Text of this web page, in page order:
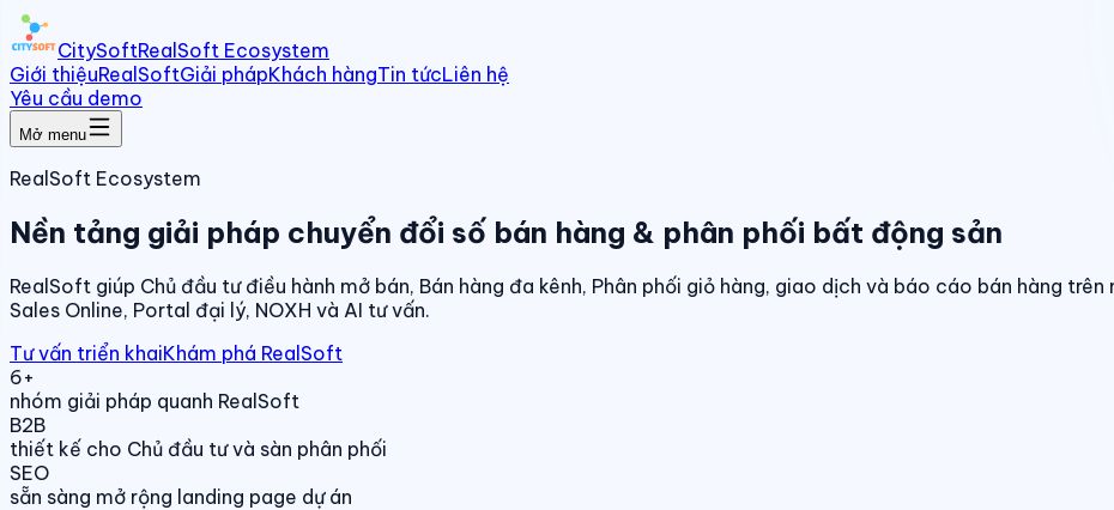
CitySoftRealSoft Ecosystem
Giới thiệuRealSoftGiải phápKhách hàngTin tứcLiên hệ
Yêu cầu demo
Mở menu
RealSoft Ecosystem
Nền tảng giải pháp chuyển đổi số bán hàng & phân phối bất động sản
RealSoft giúp Chủ đầu tư điều hành mở bán, Bán hàng đa kênh, Phân phối giỏ hàng, giao dịch và báo cáo bán hàng
Sales Online, Portal đại lý, NOXH và AI tư vấn.
Tư vấn triển khaiKhám phá RealSoft
6+
nhóm giải pháp quanh RealSoft
B2B
thiết kế cho Chủ đầu tư và sàn phân phối
SEO
sẵn sàng mở rộng landing page dự án